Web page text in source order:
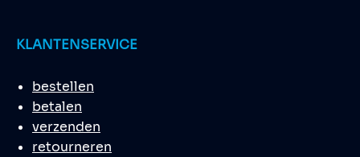
KLANTENSERVICE
bestellen
betalen
verzenden
retourneren